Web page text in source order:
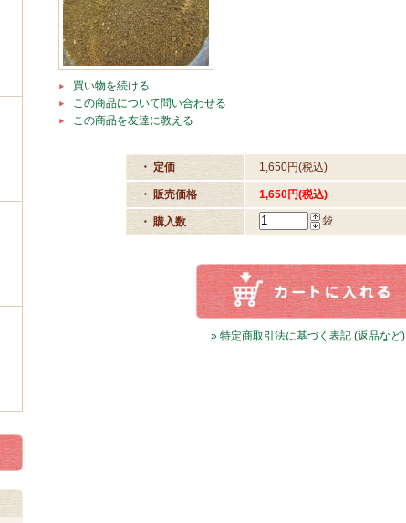
買い物を続ける
この商品について問い合わせる
この商品を友達に教える
・ 定価 1,650円(税込)
・ 販売価格 1,650円(税込)
・ 購入数 袋
» 特定商取引法に基づく表記 (返品など)